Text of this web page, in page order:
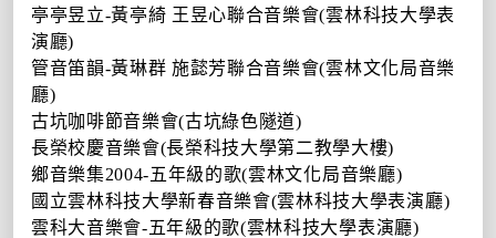
亭亭昱立-黃亭綺 王昱心聯合音樂會(雲林科技大學表
演廳)
管音笛韻-黃琳群 施懿芳聯合音樂會(雲林文化局音樂
廳)
古坑咖啡節音樂會(古坑綠色隧道)
長榮校慶音樂會(長榮科技大學第二教學大樓)
鄉音樂集2004-五年級的歌(雲林文化局音樂廳)
國立雲林科技大學新春音樂會(雲林科技大學表演廳)
雲科大音樂會-五年級的歌(雲林科技大學表演廳)